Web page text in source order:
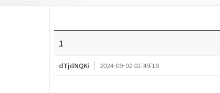
1
dTjdNQKi 2024-09-02 01:49:18